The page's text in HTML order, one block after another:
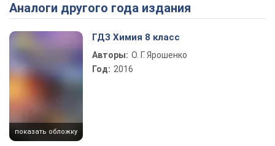
Play Video
Аналоги другого года издания
показать обложку
ГДЗ Химия 8 класс
Авторы: О. Г. Ярошенко
Год: 2016